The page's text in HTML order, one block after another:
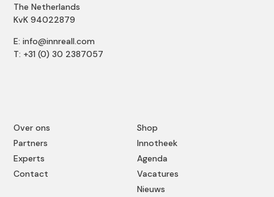
Shop
Innotheek
Agenda
Vacatures
Nieuws
Over ons
Partners
Experts
Contact
The Netherlands
KvK 94022879
E: info@innreall.com
T: +31 (0) 30 2387057